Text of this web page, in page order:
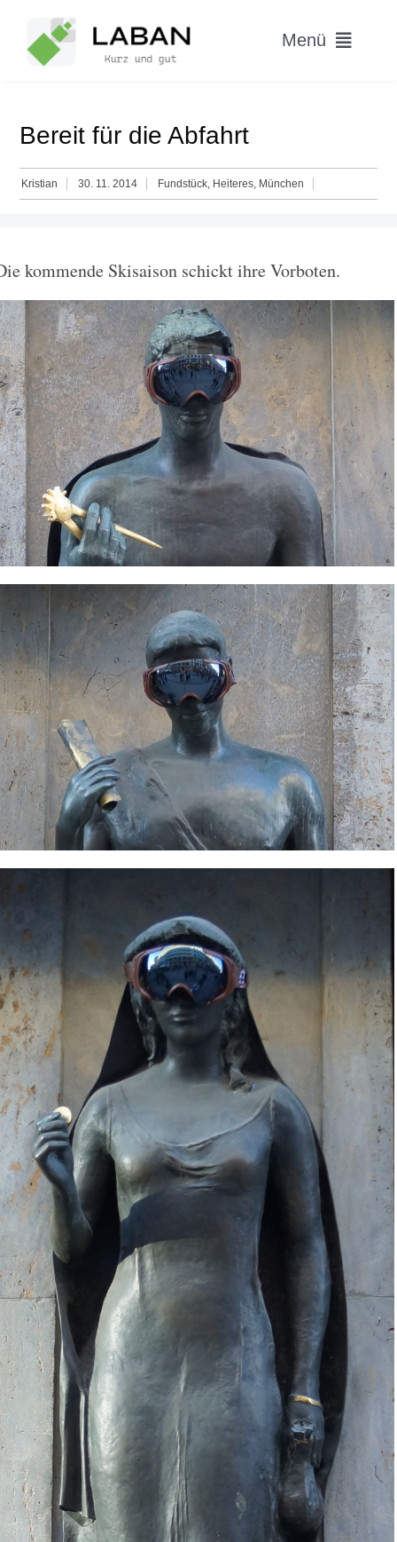
content
Menü
Blog
Bereit für die Abfahrt
Kristian 30. 11. 2014 Fundstück, Heiteres, München
kommende Skisaison schickt ihre Vorboten.